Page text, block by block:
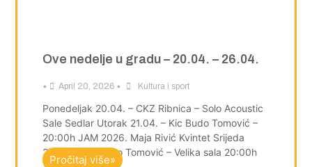
Ove nedelje u gradu – 20.04. – 26.04.
• April 20, 2026 • Kultura i sport
Ponedeljak 20.04. – CKZ Ribnica – Solo Acoustic
Sale Sedlar Utorak 21.04. – Kic Budo Tomović –
20:00h JAM 2026. Maja Rivić Kvintet Srijeda
22.04. – Kic Budo Tomović – Velika sala 20:00h
Pročitaj više»